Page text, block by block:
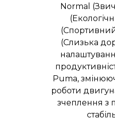
Normal
(Слизька
Puma,
роботи
зчеплення з